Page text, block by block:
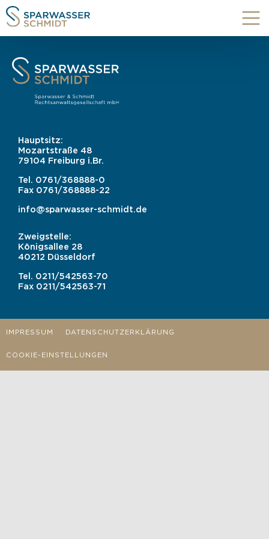
Hauptsitz:
Mozartstraße 48
79104 Freiburg i.Br.
Tel. 0761/368888-0
Fax 0761/368888-22
info@sparwasser-schmidt.de
Zweigstelle:
Königsallee 28
40212 Düsseldorf
Tel. 0211/542563-70
Fax 0211/542563-71
IMPRESSUM DATENSCHUTZERKLÄRUNG
COOKIE-EINSTELLUNGEN